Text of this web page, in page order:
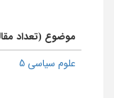
موضوع (تعداد
علوم سیاسی 5